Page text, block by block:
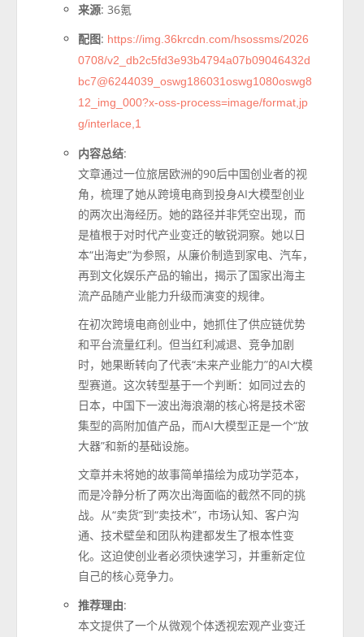
来源: 36氪
配图: https://img.36krcdn.com/hsossms/2026
0708/v2_db2c5fd3e93b4794a07b09046432d
bc7@6244039_oswg186031oswg1080oswg8
12_img_000?x-oss-process=image/format,jp
g/interlace,1
内容总结:
文章通过一位旅居欧洲的90后中国创业者的视
角，梳理了她从跨境电商到投身AI大模型创业
的两次出海经历。她的路径并非凭空出现，而
是植根于对时代产业变迁的敏锐洞察。她以日
本“出海史”为参照，从廉价制造到家电、汽车，
再到文化娱乐产品的输出，揭示了国家出海主
流产品随产业能力升级而演变的规律。
在初次跨境电商创业中，她抓住了供应链优势
和平台流量红利。但当红利减退、竞争加剧
时，她果断转向了代表“未来产业能力”的AI大模
型赛道。这次转型基于一个判断：如同过去的
日本，中国下一波出海浪潮的核心将是技术密
集型的高附加值产品，而AI大模型正是一个“放
大器”和新的基础设施。
文章并未将她的故事简单描绘为成功学范本，
而是冷静分析了两次出海面临的截然不同的挑
战。从“卖货”到“卖技术”，市场认知、客户沟
通、技术壁垒和团队构建都发生了根本性变
化。这迫使创业者必须快速学习，并重新定位
自己的核心竞争力。
推荐理由:
本文提供了一个从微观个体透视宏观产业变迁